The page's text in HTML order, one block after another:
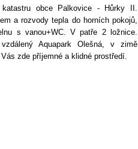
obce Palkovice - Hůrky II.
a rozvody tepla do horních pokojů,
s vanou+WC. V patře 2 ložnice.
Aquapark Olešná, v zimě
zde příjemné a klidné prostředí.